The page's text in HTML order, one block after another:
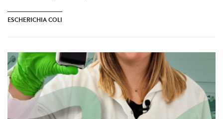
ESCHERICHIA COLI